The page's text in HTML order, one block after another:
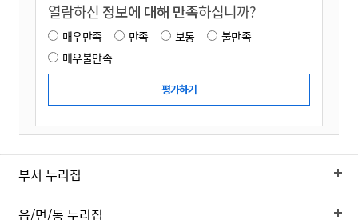
열람하신 정보에 대해 만족하십니까?
매우만족 만족 보통
불만족
매우불만족
부서 누리집
읍/면/동 누리집